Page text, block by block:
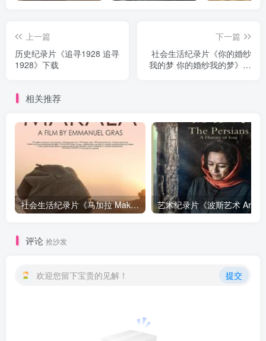
上一篇
历史纪录片《追寻1928 追寻
1928》下载
下一篇
社会生活纪录片《你的婚纱
我的梦 你的婚纱我的梦》下
相关推荐
社会生活纪录片《马加拉 Makala》下载
评论 抢沙发
欢迎您留下宝贵的见解！ 提交